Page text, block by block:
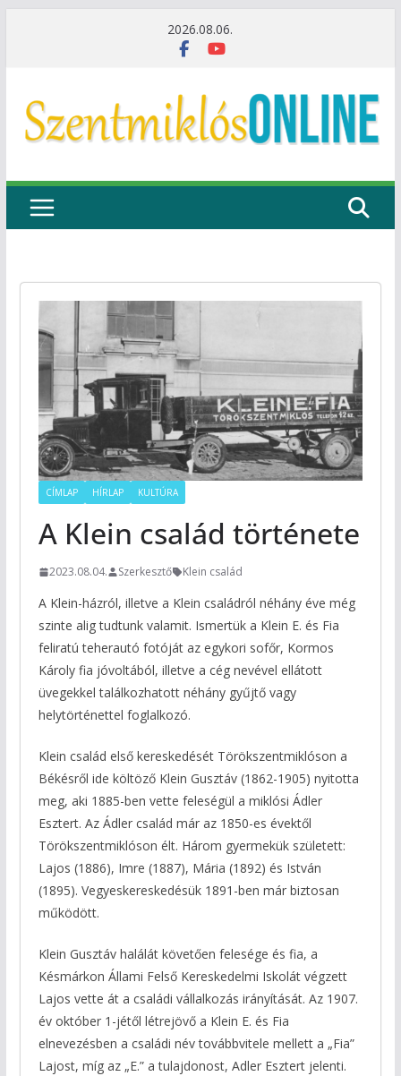
2026.08.06.
CÍMLAP HÍRLAP KULTÚRA
A Klein család története
2023.08.04. Szerkesztő Klein család
A Klein-házról, illetve a Klein családról néhány éve még
szinte alig tudtunk valamit. Ismertük a Klein E. és Fia
feliratú teherautó fotóját az egykori sofőr, Kormos
Károly fia jóvoltából, illetve a cég nevével ellátott
üvegekkel találkozhatott néhány gyűjtő vagy
helytörténettel foglalkozó.
Klein család első kereskedését Törökszentmiklóson a
Békésről ide költöző Klein Gusztáv (1862-1905) nyitotta
meg, aki 1885-ben vette feleségül a miklósi Ádler
Esztert. Az Ádler család már az 1850-es évektől
Törökszentmiklóson élt. Három gyermekük született:
Lajos (1886), Imre (1887), Mária (1892) és István
(1895). Vegyeskereskedésük 1891-ben már biztosan
működött.
Klein Gusztáv halálát követően felesége és fia, a
Késmárkon Állami Felső Kereskedelmi Iskolát végzett
Lajos vette át a családi vállalkozás irányítását. Az 1907.
év október 1-jétől létrejövő a Klein E. és Fia
elnevezésben a családi név továbbvitele mellett a „Fia”
Lajost, míg az „E.” a tulajdonost, Adler Esztert jelenti.